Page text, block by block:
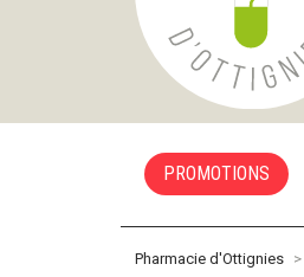
PROMOTIONS
Pharmacie d'Ottignies